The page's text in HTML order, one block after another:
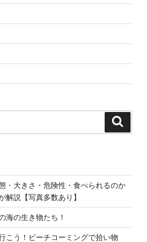
・大きさ・危険性・食べられるのか
解説【写真多数あり】
海の生き物たち！
こう！ビーチコーミングで拾い物